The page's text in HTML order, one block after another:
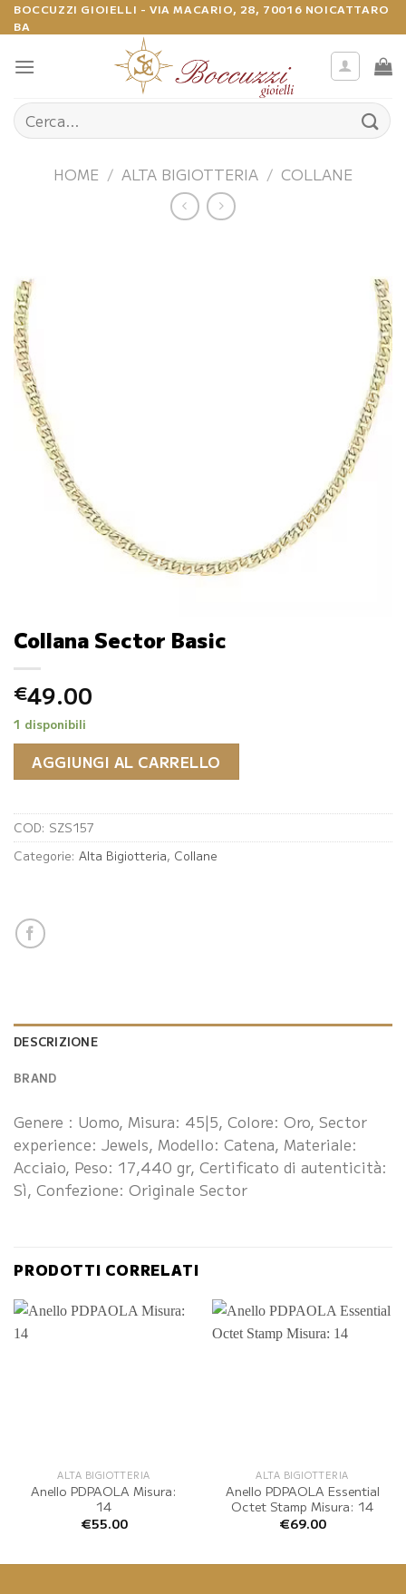
Salta
ai
contenuti
BOCCUZZI GIOIELLI - VIA MACARIO, 28, 70016 NOICATTARO
BA
Cerca:
HOME / ALTA BIGIOTTERIA / COLLANE
Collana Sector Basic
€49.00
1 disponibili
AGGIUNGI AL CARRELLO
COD: SZS157
Categorie: Alta Bigiotteria, Collane
DESCRIZIONE
BRAND
Genere : Uomo, Misura: 45|5, Colore: Oro, Sector
experience: Jewels, Modello: Catena, Materiale:
Acciaio, Peso: 17,440 gr, Certificato di autenticità:
Sì, Confezione: Originale Sector
PRODOTTI CORRELATI
ALTA BIGIOTTERIA
Anello PDPAOLA Misura:
14
€55.00
ALTA BIGIOTTERIA
Anello PDPAOLA Essential
Octet Stamp Misura: 14
€69.00